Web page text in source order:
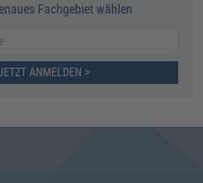
Fachgebiet wählen
ANMELDEN >